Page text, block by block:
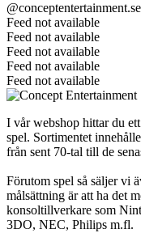
@conceptentertainment.se
Feed not available
Feed not available
Feed not available
Feed not available
Feed not available
I vår webshop hittar du
spel. Sortimentet
från sent 70-tal till de
Förutom spel så säljer vi
målsättning är att ha det
konsoltillverkare som
3DO, NEC, Philips m.fl.